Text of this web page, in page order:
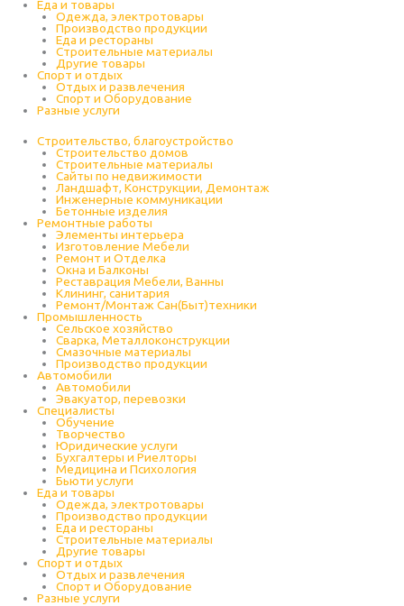
Еда и товары
Одежда, электротовары
Производство продукции
Еда и рестораны
Строительные материалы
Другие товары
Спорт и отдых
Отдых и развлечения
Спорт и Оборудование
Разные услуги
Строительство, благоустройство
Строительство домов
Строительные материалы
Сайты по недвижимости
Ландшафт, Конструкции, Демонтаж
Инженерные коммуникации
Бетонные изделия
Ремонтные работы
Элементы интерьера
Изготовление Мебели
Ремонт и Отделка
Окна и Балконы
Реставрация Мебели, Ванны
Клининг, санитария
Ремонт/Монтаж Сан(Быт)техники
Промышленность
Cельское хозяйство
Сварка, Металлоконструкции
Cмазочные материалы
Производство продукции
Автомобили
Автомобили
Эвакуатор, перевозки
Специалисты
Обучение
Творчество
Юридические услуги
Бухгалтеры и Риелторы
Медицина и Психология
Бьюти услуги
Еда и товары
Одежда, электротовары
Производство продукции
Еда и рестораны
Строительные материалы
Другие товары
Спорт и отдых
Отдых и развлечения
Спорт и Оборудование
Разные услуги